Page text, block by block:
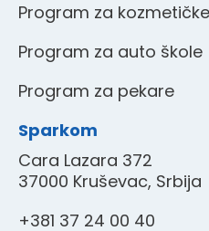
Program za
Program za auto škole
Program za pekare
Sparkom
Cara Lazara 372
37000 Kruševac, Srbija
+381 37 24 00 40